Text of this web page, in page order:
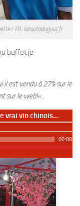
TB. laradiodugout.fr
buffet je
il est vendu à 27% sur le
sur le web!« .
vrai vin chinois…
00:00